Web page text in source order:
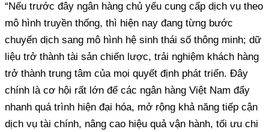
“Nếu trước đây ngân hàng chủ yếu cung cấp dịch vụ theo
mô hình truyền thống, thì hiện nay đang từng bước
chuyển dịch sang mô hình hệ sinh thái số thông minh; dữ
liệu trở thành tài sản chiến lược, trải nghiệm khách hàng
trở thành trung tâm của mọi quyết định phát triển. Đây
chính là cơ hội rất lớn để các ngân hàng Việt Nam đẩy
nhanh quá trình hiện đại hóa, mở rộng khả năng tiếp cận
dịch vụ tài chính, nâng cao hiệu quả vận hành, tối ưu chi